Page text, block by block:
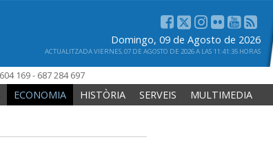
Domingo, 09 de Agosto de 2026
ACTUALITZADA VIERNES, 07 DE AGOSTO DE 2026 A LAS 11:41:35 HORAS
169 - 687 284 697
ECONOMIA HISTÒRIA SERVEIS MULTIMEDIA